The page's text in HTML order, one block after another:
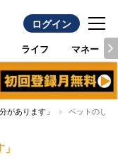
ログイン
ライフ マネー
があります」 ペットのし